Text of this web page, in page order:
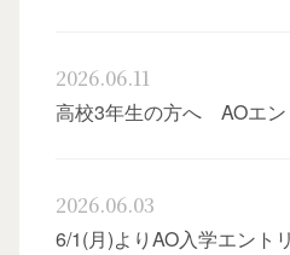
2026.06.11
高校3年生の方へ AOエン
2026.06.03
6/1(月)よりAO入学エント